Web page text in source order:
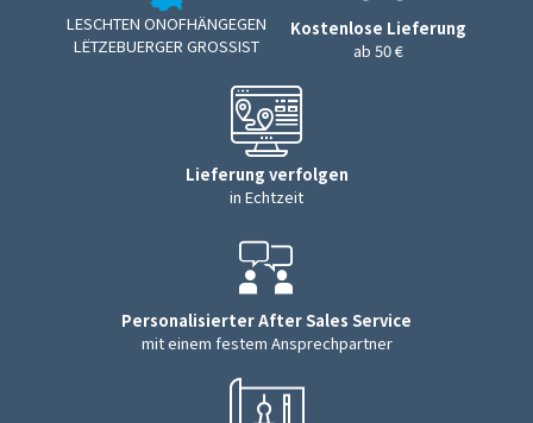
LESCHTEN ONOFHÄNGEGEN
LËTZEBUERGER GROSSIST
Kostenlose Lieferung
ab 50 €
Lieferung verfolgen
in Echtzeit
Personalisierter After Sales Service
mit einem festem Ansprechpartner